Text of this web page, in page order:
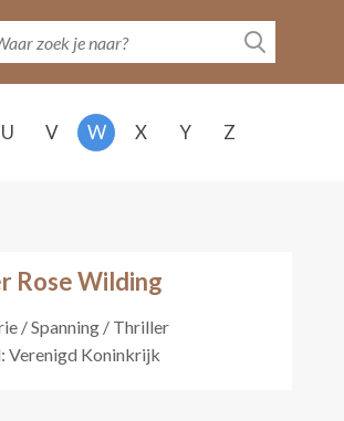
U V W X Y Z
Rose Wilding
/ Spanning / Thriller
Verenigd Koninkrijk